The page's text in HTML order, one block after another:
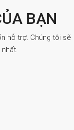
BẠN
hỗ trợ. Chúng tôi sẽ